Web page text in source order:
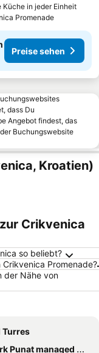
Küche in jeder Einheit
Promenade
Preise sehen
dass Du
Angebot findest, das
Buchungswebsite
Kroatien)
Crikvenica
so beliebt?
Promenade?
der Nähe von
Turres
managed by Falkensteiner